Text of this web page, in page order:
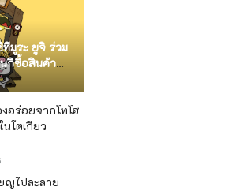
มูระ ยูจิ ร่วม
กิซื้อสินค้า
อร่อยจากโทโฮ
โตเกียว
ญไปละลาย